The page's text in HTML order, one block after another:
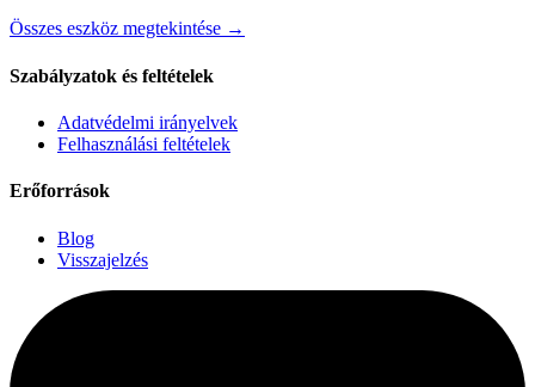
Összes eszköz megtekintése →
Szabályzatok és feltételek
Adatvédelmi irányelvek
Felhasználási feltételek
Erőforrások
Blog
Visszajelzés